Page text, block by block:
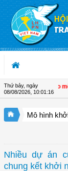
Truy cập nội dung luôn
Thứ bảy, ngày
08/08/2026 10:01:17
- Đòn bẩy cho
Mô hình
Nhiều dự án
chung kết khởi